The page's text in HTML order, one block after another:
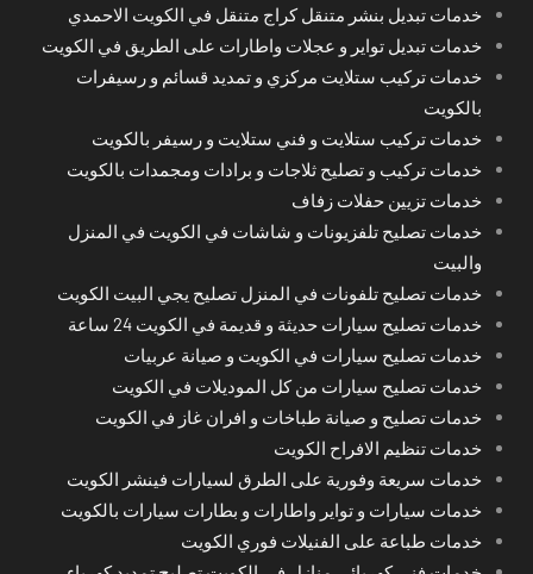
خدمات تبديل بنشر متنقل كراج متنقل في الكويت الاحمدي
خدمات تبديل تواير و عجلات واطارات على الطريق في الكويت
خدمات تركيب ستلايت مركزي و تمديد قسائم و رسيفرات
بالكويت
خدمات تركيب ستلايت و فني ستلايت و رسيفر بالكويت
خدمات تركيب و تصليح ثلاجات و برادات ومجمدات بالكويت
خدمات تزيين حفلات زفاف
خدمات تصليح تلفزيونات و شاشات في الكويت في المنزل
والبيت
خدمات تصليح تلفونات في المنزل تصليح يجي البيت الكويت
خدمات تصليح سيارات حديثة و قديمة في الكويت 24 ساعة
خدمات تصليح سيارات في الكويت و صيانة عربيات
خدمات تصليح سيارات من كل الموديلات في الكويت
خدمات تصليح و صيانة طباخات و افران غاز في الكويت
خدمات تنظيم الافراح الكويت
خدمات سريعة وفورية على الطرق لسيارات فينشر الكويت
خدمات سيارات و تواير واطارات و بطارات سيارات بالكويت
خدمات طباعة على الفنيلات فوري الكويت